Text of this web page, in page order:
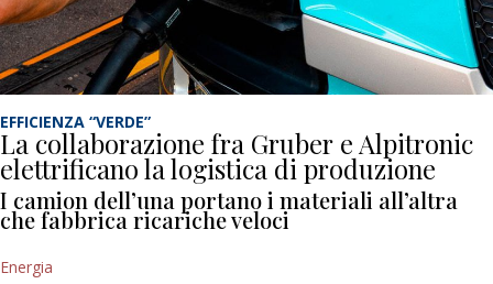
EFFICIENZA “VERDE”
La collaborazione fra Gruber e Alpitronic
elettrificano la logistica di produzione
I camion dell’una portano i materiali all’altra
che fabbrica ricariche veloci
Energia